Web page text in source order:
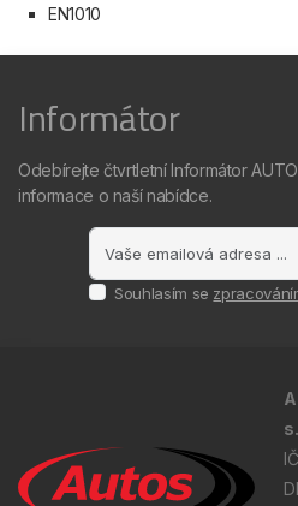
EN1010
Informátor
Odebírejte čtvrtletní Informátor
informace o naší nabídce.
Souhlasím se